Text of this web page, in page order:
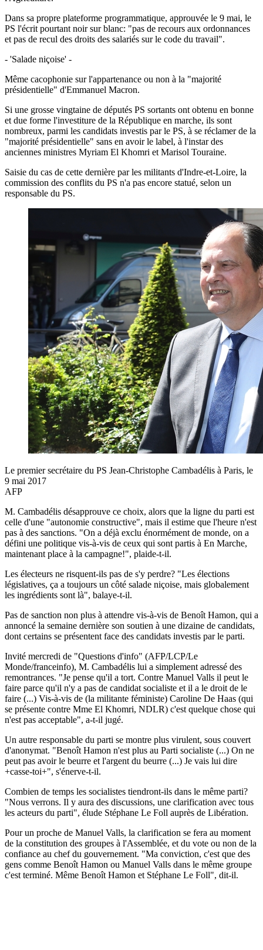
Dans sa propre plateforme programmatique, approuvée le 9 mai, le
PS l'écrit pourtant noir sur blanc: "pas de recours aux ordonnances
et pas de recul des droits des salariés sur le code du travail".
- 'Salade niçoise' -
Même cacophonie sur l'appartenance ou non à la "majorité
présidentielle" d'Emmanuel Macron.
Si une grosse vingtaine de députés PS sortants ont obtenu en bonne
et due forme l'investiture de la République en marche, ils sont
nombreux, parmi les candidats investis par le PS, à se réclamer de la
"majorité présidentielle" sans en avoir le label, à l'instar des
anciennes ministres Myriam El Khomri et Marisol Touraine.
Saisie du cas de cette dernière par les militants d'Indre-et-Loire, la
commission des conflits du PS n'a pas encore statué, selon un
responsable du PS.
Le premier secrétaire du PS Jean-Christophe Cambadélis à Paris, le
9 mai 2017
AFP
M. Cambadélis désapprouve ce choix, alors que la ligne du parti est
celle d'une "autonomie constructive", mais il estime que l'heure n'est
pas à des sanctions. "On a déjà exclu énormément de monde, on a
défini une politique vis-à-vis de ceux qui sont partis à En Marche,
maintenant place à la campagne!", plaide-t-il.
Les électeurs ne risquent-ils pas de s'y perdre? "Les élections
législatives, ça a toujours un côté salade niçoise, mais globalement
les ingrédients sont là", balaye-t-il.
Pas de sanction non plus à attendre vis-à-vis de Benoît Hamon, qui a
annoncé la semaine dernière son soutien à une dizaine de candidats,
dont certains se présentent face des candidats investis par le parti.
Invité mercredi de "Questions d'info" (AFP/LCP/Le
Monde/franceinfo), M. Cambadélis lui a simplement adressé des
remontrances. "Je pense qu'il a tort. Contre Manuel Valls il peut le
faire parce qu'il n'y a pas de candidat socialiste et il a le droit de le
faire (...) Vis-à-vis de (la militante féministe) Caroline De Haas (qui
se présente contre Mme El Khomri, NDLR) c'est quelque chose qui
n'est pas acceptable", a-t-il jugé.
Un autre responsable du parti se montre plus virulent, sous couvert
d'anonymat. "Benoît Hamon n'est plus au Parti socialiste (...) On ne
peut pas avoir le beurre et l'argent du beurre (...) Je vais lui dire
+casse-toi+", s'énerve-t-il.
Combien de temps les socialistes tiendront-ils dans le même parti?
"Nous verrons. Il y aura des discussions, une clarification avec tous
les acteurs du parti", élude Stéphane Le Foll auprès de Libération.
Pour un proche de Manuel Valls, la clarification se fera au moment
de la constitution des groupes à l'Assemblée, et du vote ou non de la
confiance au chef du gouvernement. "Ma conviction, c'est que des
gens comme Benoît Hamon ou Manuel Valls dans le même groupe
c'est terminé. Même Benoît Hamon et Stéphane Le Foll", dit-il.